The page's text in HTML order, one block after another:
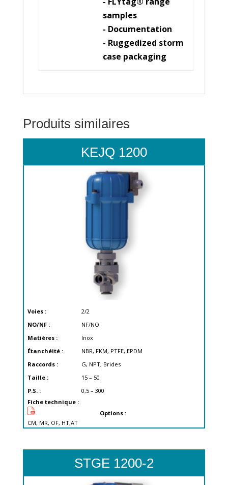
samples
- Documentation
- Ruggedized storm
case packaging
Produits similaires
KEJQ 1200
Voies :
2/2
NO/NF :
NF/NO
Matières :
Inox
Étanchéité :
NBR, FKM, PTFE, EPDM
Raccords :
G, NPT, Brides
Taille :
15 – 50
P.S. :
0,5 – 300
Fiche technique :
Options :
CM, MR, OF, HT,AT
STGE 1200-2